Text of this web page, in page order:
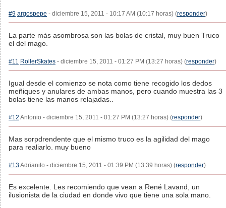
#9 argospepe - diciembre 15, 2011 - 10:17 AM (10:17 horas) (responder)
La parte más asombrosa son las bolas de cristal, muy buen Truco
el del mago.
#11 RollerSkates - diciembre 15, 2011 - 01:27 PM (13:27 horas) (responder)
Igual desde el comienzo se nota como tiene recogido los dedos
meñiques y anulares de ambas manos, pero cuando muestra las 3
bolas tiene las manos relajadas..
#12 Antonio - diciembre 15, 2011 - 01:27 PM (13:27 horas) (responder)
Mas sorpdrendente que el mismo truco es la agilidad del mago
para realiarlo. muy bueno
#13Adrianito - diciembre 15, 2011 - 01:39 PM (13:39 horas) (responder)
Es excelente. Les recomiendo que vean a René Lavand, un
ilusionista de la ciudad en donde vivo que tiene una sola mano.